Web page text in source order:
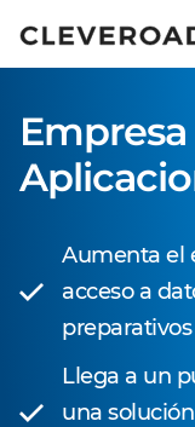
rápido.
Descubre
Aumenta el
acceso a
Llega a un
una